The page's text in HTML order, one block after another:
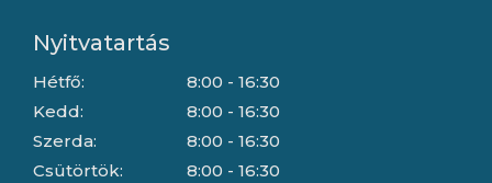
Nyitvatartás
Hétfő:
Kedd:
Szerda:
Csütörtök:
8:00 - 16:30
8:00 - 16:30
8:00 - 16:30
8:00 - 16:30